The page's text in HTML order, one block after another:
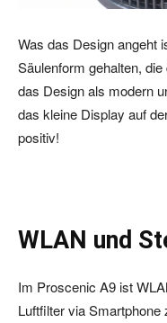
Was das Design angeht
Säulenform gehalten,
das Design als modern
das kleine Display auf
positiv!
WLAN und
Im Proscenic A9 ist
Luftfilter via